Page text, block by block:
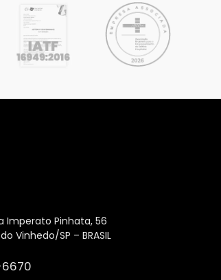
Imperato Pinhata, 56
Vinhedo/SP – BRASIL